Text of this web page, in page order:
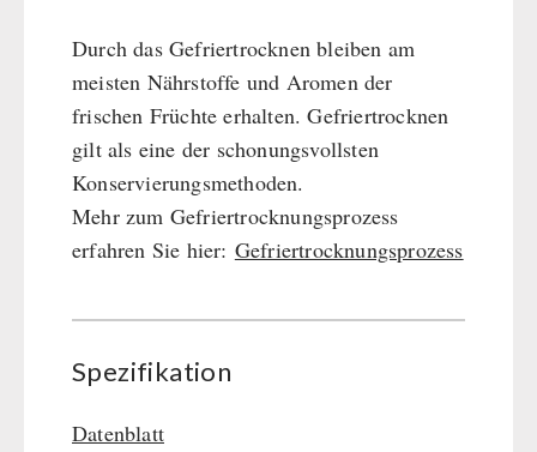
Durch das Gefriertrocknen bleiben am
meisten Nährstoffe und Aromen der
frischen Früchte erhalten. Gefriertrocknen
gilt als eine der schonungsvollsten
Konservierungsmethoden.
Mehr zum Gefriertrocknungsprozess
erfahren Sie hier: Gefriertrocknungsprozess
Spezifikation
Datenblatt